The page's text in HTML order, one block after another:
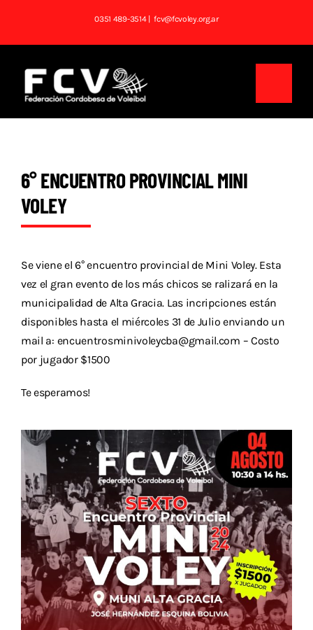
contenido
0351 489-3514| fcv@fcvoley.org.ar
Institucional
Noticias
Tablas
Descargas
Aranceles 2026
Capacitación
Contacto
6° ENCUENTRO PROVINCIAL MINI
VOLEY
Se viene el 6° encuentro provincial de Mini Voley. Esta
vez el gran evento de los más chicos se ralizará en la
municipalidad de Alta Gracia. Las incripciones están
disponibles hasta el miércoles 31 de Julio enviando un
mail a: encuentrosminivoleycba@gmail.com – Costo
por jugador $1500
Te esperamos!